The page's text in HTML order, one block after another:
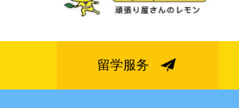
留学服务